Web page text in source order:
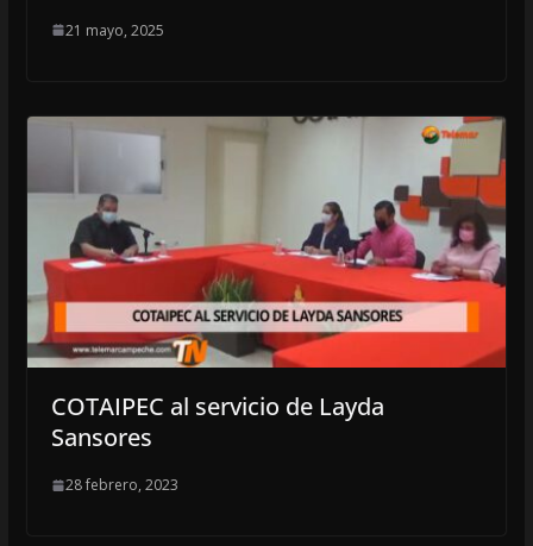
21 mayo, 2025
COTAIPEC al servicio de Layda
Sansores
28 febrero, 2023